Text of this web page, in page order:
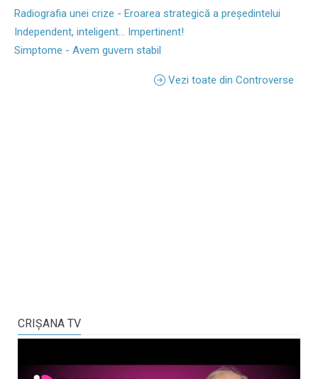
Radiografia unei crize - Eroarea strategică a președintelui
Independent, inteligent... Impertinent!
Simptome - Avem guvern stabil
Vezi toate din Controverse
CRIŞANA TV